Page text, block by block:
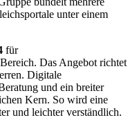
unter einem
für
Das Angebot richtet
Digitale
und ein breiter
Kern. So wird eine
und leichter verständlich.